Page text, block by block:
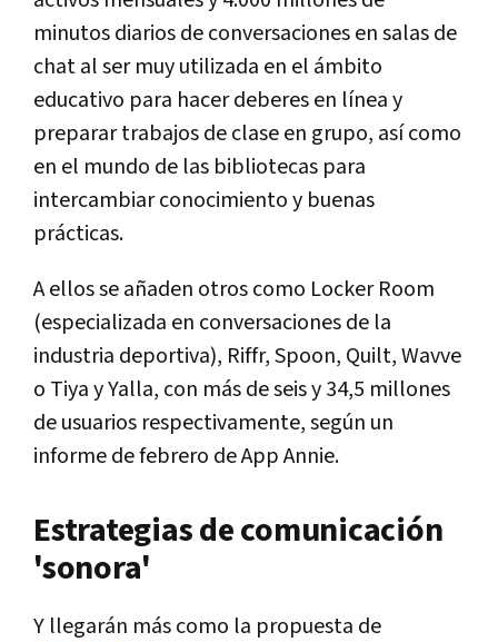
minutos diarios de conversaciones en salas de
chat al ser muy utilizada en el ámbito
educativo para hacer deberes en línea y
preparar trabajos de clase en grupo, así como
en el mundo de las bibliotecas para
intercambiar conocimiento y buenas
prácticas.
A ellos se añaden otros como Locker Room
(especializada en conversaciones de la
industria deportiva), Riffr, Spoon, Quilt, Wavve
o Tiya y Yalla, con más de seis y 34,5 millones
de usuarios respectivamente, según un
informe de febrero de App Annie.
Estrategias de comunicación
'sonora'
Y llegarán más como la propuesta de